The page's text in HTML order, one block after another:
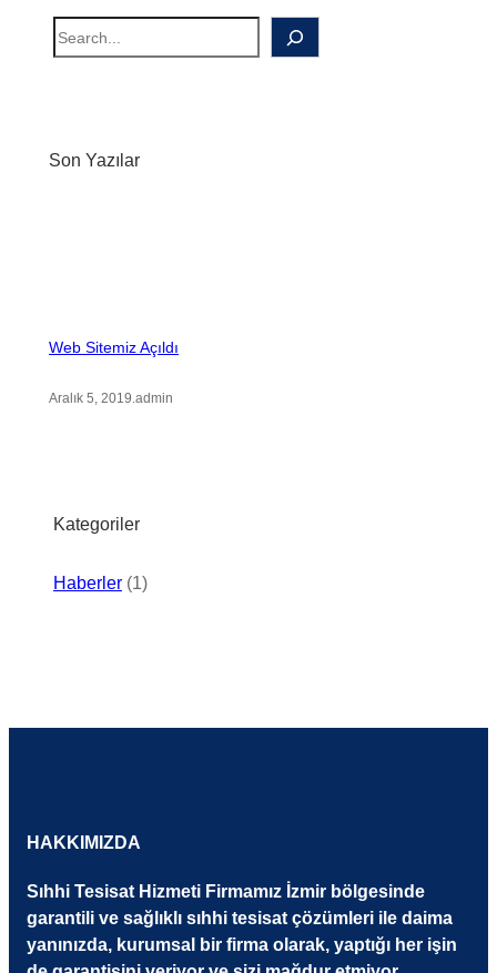
S
e
h
Son Yazılar
Web Sitemiz Açıldı
Aralık 5, 2019 admin
Kategoriler
Haberler (1)
HAKKIMIZDA
Sıhhi Tesisat Hizmeti Firmamız İzmir bölgesinde
garantili ve sağlıklı sıhhi tesisat çözümleri ile daima
yanınızda, kurumsal bir firma olarak, yaptığı her işin